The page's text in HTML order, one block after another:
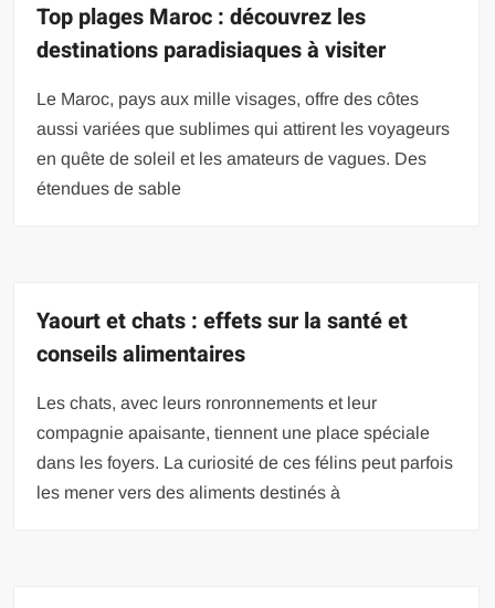
Top plages Maroc : découvrez les
destinations paradisiaques à visiter
Le Maroc, pays aux mille visages, offre des côtes
aussi variées que sublimes qui attirent les voyageurs
en quête de soleil et les amateurs de vagues. Des
étendues de sable
Yaourt et chats : effets sur la santé et
conseils alimentaires
Les chats, avec leurs ronronnements et leur
compagnie apaisante, tiennent une place spéciale
dans les foyers. La curiosité de ces félins peut parfois
les mener vers des aliments destinés à